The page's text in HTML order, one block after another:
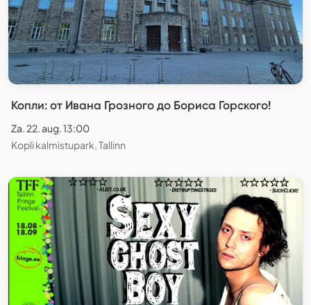
Копли: от Ивана Грозного до Бориса Горского!
Za. 22. aug. 13:00
Kopli kalmistupark, Tallinn